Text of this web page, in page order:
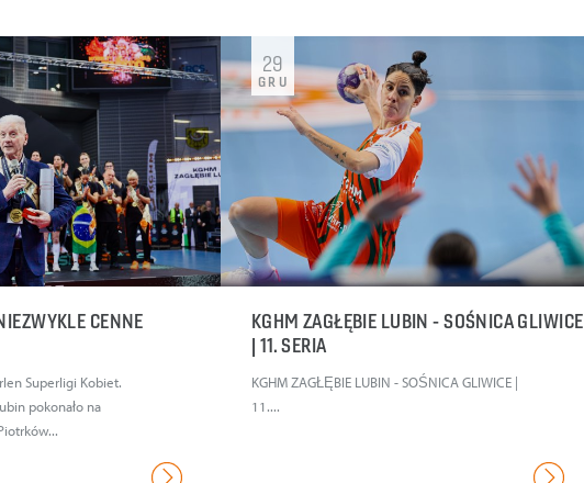
CENNE
Superligi Kobiet.
pokonało na
KGHM ZAGŁĘBIE LUBIN - SOŚNICA GLIWICE
| 11. SERIA
KGHM ZAGŁĘBIE LUBIN - SOŚNICA GLIWICE |
11....
29
GRU